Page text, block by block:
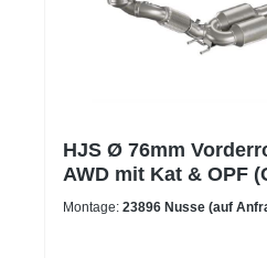
HJS Ø 76mm
AWD mit Kat & OPF
Ateca)
Montage: 23896 Nusse (auf